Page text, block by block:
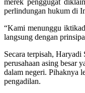
perlindungan hukum di
“Kami menunggu
langsung dengan
Secara terpisah,
perusahaan asing besar
dalam negeri. Pihaknya
pengadilan.